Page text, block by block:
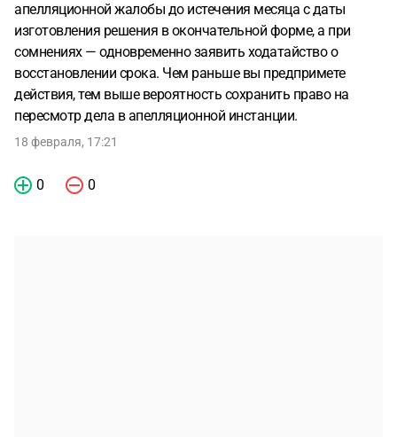
апелляционной жалобы до истечения месяца с даты
изготовления решения в окончательной форме, а при
сомнениях — одновременно заявить ходатайство о
восстановлении срока. Чем раньше вы предпримете
действия, тем выше вероятность сохранить право на
пересмотр дела в апелляционной инстанции.
18 февраля, 17:21
0 0